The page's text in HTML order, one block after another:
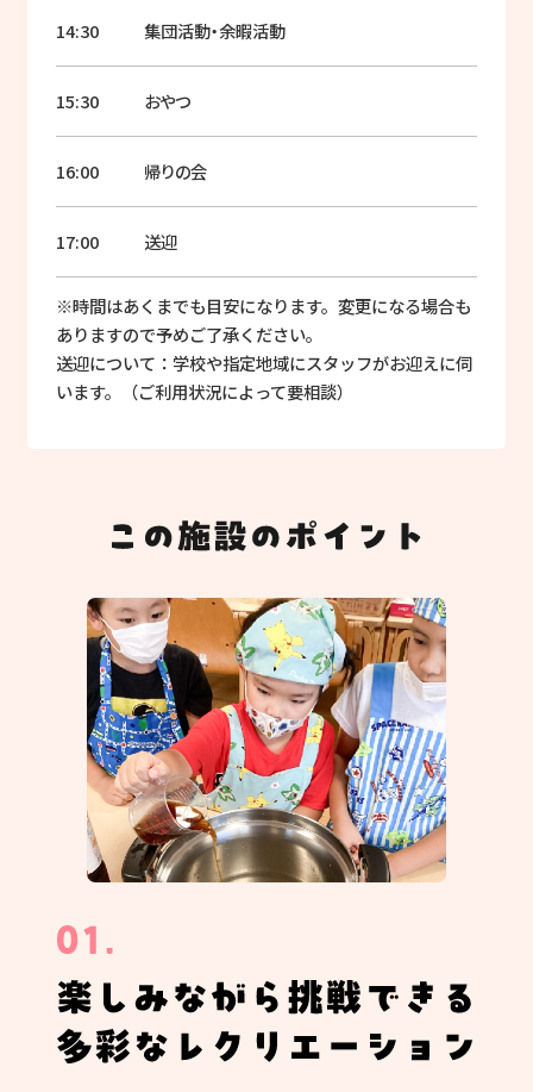
14:30 集団活動・余暇活動
15:30 おやつ
16:00 帰りの会
17:00 送迎
※時間はあくまでも目安になります。変更になる場合も
ありますので予めご了承ください。
送迎について：学校や指定地域にスタッフがお迎えに伺
います。（ご利用状況によって要相談）